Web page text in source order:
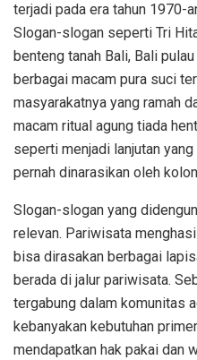
terjadi pada era tahun 1970-
Slogan-slogan seperti Tri
benteng tanah Bali, Bali
berbagai macam pura suci
masyarakatnya yang ramah
macam ritual agung tiada
seperti menjadi lanjutan
pernah dinarasikan oleh
Slogan-slogan yang
relevan. Pariwisata
bisa dirasakan berbagai
berada di jalur pariwisata.
tergabung dalam komunitas
kebanyakan kebutuhan
mendapatkan hak pakai dan